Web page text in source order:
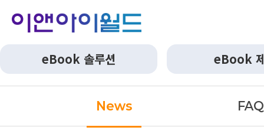
eBook 솔루션 eBook
News FAQ